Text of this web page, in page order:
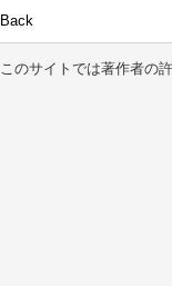
Back
このサイトでは著作者の